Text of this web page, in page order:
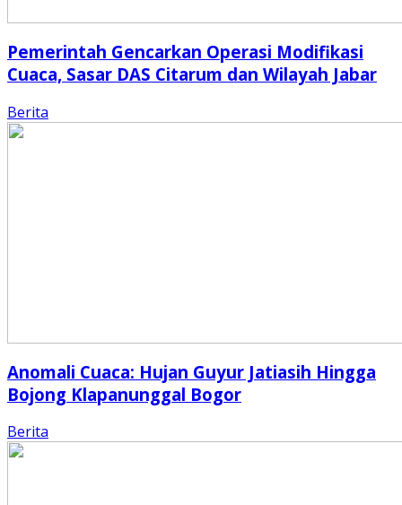
Pemerintah Gencarkan Operasi Modifikasi
Cuaca, Sasar DAS Citarum dan Wilayah Jabar
Berita
Anomali Cuaca: Hujan Guyur Jatiasih Hingga
Bojong Klapanunggal Bogor
Berita